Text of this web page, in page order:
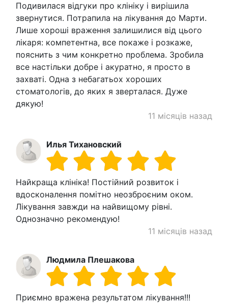
Подивилася відгуки про клініку і вирішила
звернутися. Потрапила на лікування до Марти.
Лише хороші враження залишилися від цього
лікаря: компетентна, все покаже і розкаже,
пояснить з чим конкретно проблема. Зробила
все настільки добре і акуратно, я просто в
захваті. Одна з небагатьох хороших
стоматологів, до яких я зверталася. Дуже
дякую!
11 місяців назад
Илья Тихановский
Найкраща клініка! Постійний розвиток і
вдосконалення помітно неозброєним оком.
Лікування завжди на найвищому рівні.
Однозначно рекомендую!
11 місяців назад
Людмила Плешакова
Приємно вражена результатом лікування!!!